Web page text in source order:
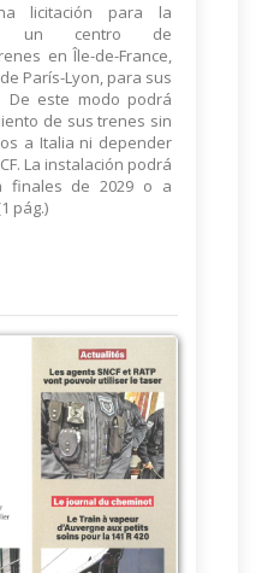
licitación para la
un centro de
en Île-de-France,
París-Lyon, para sus
De este modo podrá
de sus trenes sin
a Italia ni depender
La instalación podrá
finales de 2029 o a
pág.)